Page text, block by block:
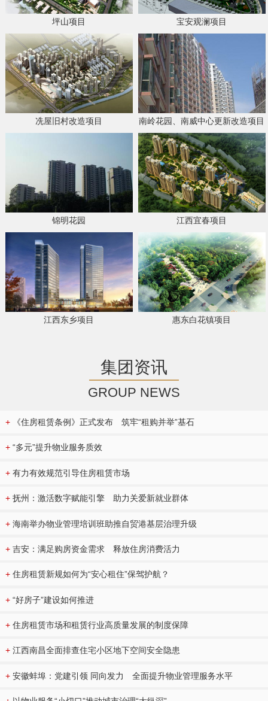
坪山项目 宝安观澜项目
冼屋旧村改造项目 南岭花园、南威中心更新改造项目
锦明花园 江西宜春项目
江西东乡项目 惠东白花镇项目
集团资讯
GROUP NEWS
+ 《住房租赁条例》正式发布 筑牢“租购并举”基石
+ “多元”提升物业服务质效
+ 有力有效规范引导住房租赁市场
+ 抚州：激活数字赋能引擎 助力关爱新就业群体
+ 海南举办物业管理培训班助推自贸港基层治理升级
+ 吉安：满足购房资金需求 释放住房消费活力
+ 住房租赁新规如何为“安心租住”保驾护航？
+ “好房子”建设如何推进
+ 住房租赁市场和租赁行业高质量发展的制度保障
+ 江西南昌全面排查住宅小区地下空间安全隐患
+ 安徽蚌埠：党建引领 同向发力 全面提升物业管理服务水平